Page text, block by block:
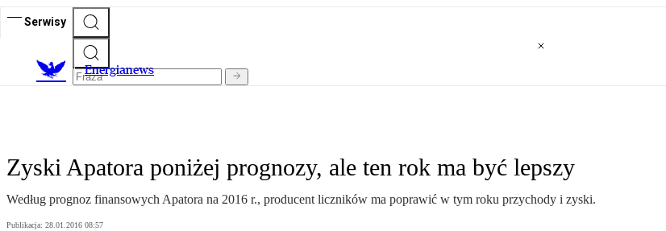
Serwisy
Energianews
Zyski Apatora poniżej prognozy, ale ten rok ma być lepszy
Według prognoz finansowych Apatora na 2016 r., producent liczników ma poprawić w tym roku przychody i zyski.
Publikacja: 28.01.2016 08:57